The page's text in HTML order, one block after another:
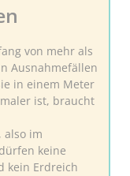
von mehr als
Ausnahmefällen
in einem Meter
ist, braucht
also im
keine
kein Erdreich